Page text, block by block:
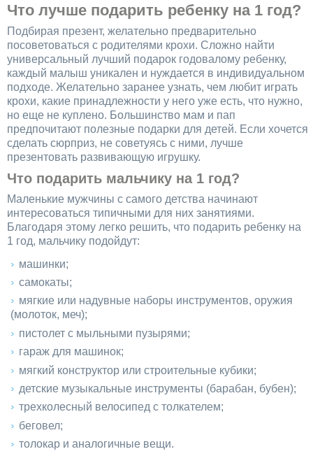
Что лучше подарить ребенку на 1 год?
Подбирая презент, желательно предварительно
посоветоваться с родителями крохи. Сложно найти
универсальный лучший подарок годовалому ребенку,
каждый малыш уникален и нуждается в индивидуальном
подходе. Желательно заранее узнать, чем любит играть
крохи, какие принадлежности у него уже есть, что нужно,
но еще не куплено. Большинство мам и пап
предпочитают полезные подарки для детей. Если хочется
сделать сюрприз, не советуясь с ними, лучше
презентовать развивающую игрушку.
Что подарить мальчику на 1 год?
Маленькие мужчины с самого детства начинают
интересоваться типичными для них занятиями.
Благодаря этому легко решить, что подарить ребенку на
1 год, мальчику подойдут:
машинки;
самокаты;
мягкие или надувные наборы инструментов, оружия
(молоток, меч);
пистолет с мыльными пузырями;
гараж для машинок;
мягкий конструктор или строительные кубики;
детские музыкальные инструменты (барабан, бубен);
трехколесный велосипед с толкателем;
беговел;
толокар и аналогичные вещи.